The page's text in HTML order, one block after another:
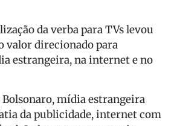
da verba para TVs levou
valor direcionado para
estrangeira, na internet e no
Bolsonaro, mídia estrangeira
da publicidade, internet com